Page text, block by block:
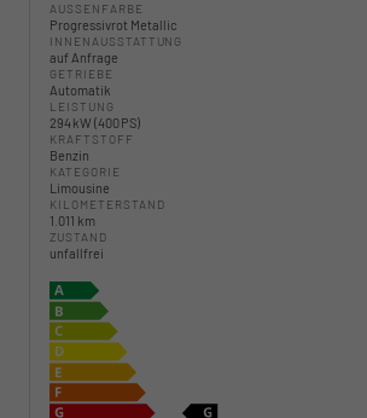
AUSSENFARBE
Progressivrot Metallic
INNENAUSSTATTUNG
auf Anfrage
GETRIEBE
Automatik
LEISTUNG
294 kW (400 PS)
KRAFTSTOFF
Benzin
KATEGORIE
Limousine
KILOMETERSTAND
1.011 km
ZUSTAND
unfallfrei